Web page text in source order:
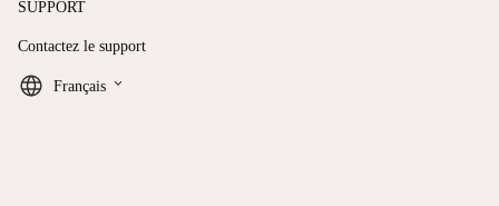
SUPPORT
Contactez le support
Français keyboard_arrow_down